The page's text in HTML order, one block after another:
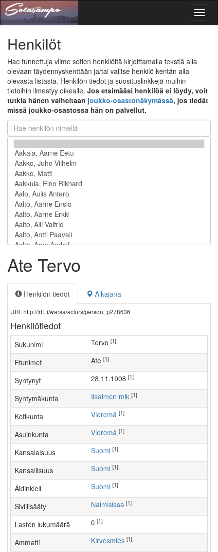
Henkilöt
Hae tunnettuja viime sotien henkilöitä kirjoittamalla tekstiä alla
olevaan täydennyskenttään ja/tai valitse henkilö kentän alla
olevasta listasta. Henkilön tiedot ja suosituslinkkejä muihin
tietoihin ilmestyy oikealle. Jos etsimääsi henkilöä ei löydy, voit
tutkia hänen vaiheitaan joukko-osastonäkymässä, jos tiedät
missä joukko-osastossa hän on palvellut.
Ate Tervo
Henkilön tiedot Aikajana
URI: http://ldf.fi/warsa/actors/person_p278636
Henkilötiedot
Sukunimi Tervo [1]
Etunimet Ate [1]
Syntynyt 28.11.1908 [1]
Syntymäkunta Iisalmen mlk [1]
Kotikunta Vieremä [1]
Asuinkunta Vieremä [1]
Kansalaisuus Suomi [1]
Kansallisuus Suomi [1]
Äidinkieli Suomi [1]
Siviilisääty Naimisissa [1]
Lasten lukumäärä [1]
Ammatti kirvesmies [1]